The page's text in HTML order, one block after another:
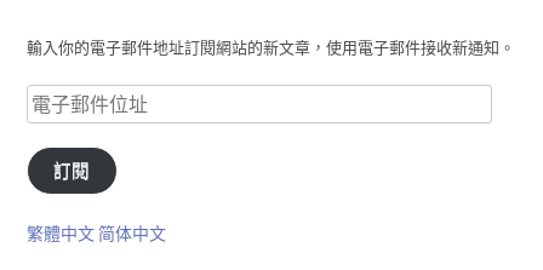
輸入你的電子郵件地址訂閱網站的新文章，使用電子郵件接收新通知。
訂閱
繁體中文 简体中文